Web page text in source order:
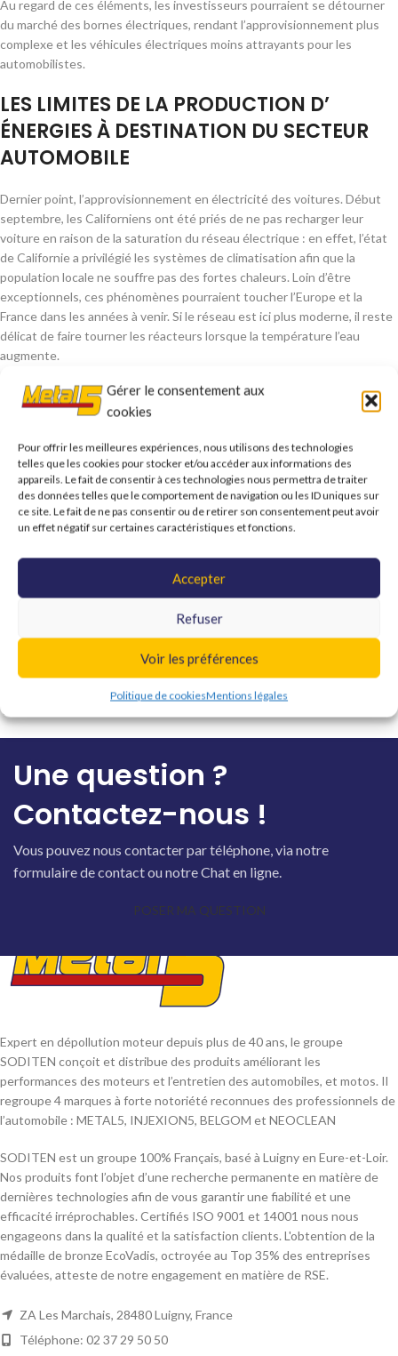
Gérer le consentement aux
cookies
Pour offrir les meilleures expériences, nous utilisons des technologies
telles que les cookies pour stocker et/ou accéder aux informations des
appareils. Le fait de consentir à ces technologies nous permettra de traiter
des données telles que le comportement de navigation ou les ID uniques sur
ce site. Le fait de ne pas consentir ou de retirer son consentement peut avoir
un effet négatif sur certaines caractéristiques et fonctions.
Accepter
Refuser
Voir les préférences
Politique de cookiesMentions légales
Au regard de ces éléments, les investisseurs pourraient se détourner
du marché des bornes électriques, rendant l’approvisionnement plus
complexe et les véhicules électriques moins attrayants pour les
automobilistes.
LES LIMITES DE LA PRODUCTION D’
ÉNERGIES À DESTINATION DU SECTEUR
AUTOMOBILE
Dernier point, l’approvisionnement en électricité des voitures. Début
septembre, les Californiens ont été priés de ne pas recharger leur
voiture en raison de la saturation du réseau électrique : en effet, l’état
de Californie a privilégié les systèmes de climatisation afin que la
population locale ne souffre pas des fortes chaleurs. Loin d’être
exceptionnels, ces phénomènes pourraient toucher l’Europe et la
France dans les années à venir. Si le réseau est ici plus moderne, il reste
délicat de faire tourner les réacteurs lorsque la température l’eau
augmente.
Si les enjeux climatiques ont permis de faire évoluer les mentalités
fasse aux émissions de CO2, il ne semble plus si évident d’affirmer que
Consultez notre article : CONNAISSEZ-VOUS LES VANS ET
FOURGONS AMÉNAGÉS ?
Newer Older
Laisser un commentaire
Vous devez
Une question ?
Contactez-nous !
Vous pouvez nous contacter par téléphone, via notre
formulaire de contact ou notre Chat en ligne.
POSER MA QUESTION
Expert en dépollution moteur depuis plus de 40 ans, le groupe
SODITEN conçoit et distribue des produits améliorant les
performances des moteurs et l’entretien des automobiles, et motos. Il
regroupe 4 marques à forte notoriété reconnues des professionnels de
l’automobile : METAL5, INJEXION5, BELGOM et NEOCLEAN
SODITEN est un groupe 100% Français, basé à Luigny en Eure-et-Loir.
Nos produits font l’objet d’une recherche permanente en matière de
dernières technologies afin de vous garantir une fiabilité et une
efficacité irréprochables. Certifiés ISO 9001 et 14001 nous nous
engageons dans la qualité et la satisfaction clients. L'obtention de la
médaille de bronze EcoVadis, octroyée au Top 35% des entreprises
évaluées, atteste de notre engagement en matière de RSE.
ZA Les Marchais, 28480 Luigny, France
Téléphone: 02 37 29 50 50